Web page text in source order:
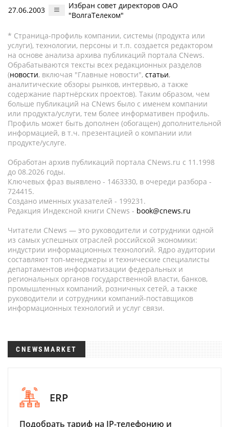
27.06.2003
Избран совет директоров ОАО
"ВолгаТелеком"
* Страница-профиль компании, системы (продукта или
услуги), технологии, персоны и т.п. создается редактором
на основе анализа архива публикаций портала CNews.
Обрабатываются тексты всех редакционных разделов
(новости, включая "Главные новости", статьи,
аналитические обзоры рынков, интервью, а также
содержание партнёрских проектов). Таким образом, чем
больше публикаций на CNews было с именем компании
или продукта/услуги, тем более информативен профиль.
Профиль может быть дополнен (обогащен) дополнительной
информацией, в т.ч. презентацией о компании или
продукте/услуге.
Обработан архив публикаций портала CNews.ru c 11.1998
до 08.2026 годы.
Ключевых фраз выявлено - 1463330, в очереди разбора -
724415.
Создано именных указателей - 199231.
Редакция Индексной книги CNews - book@cnews.ru
Читатели CNews — это руководители и сотрудники одной
из самых успешных отраслей российской экономики:
индустрии информационных технологий. Ядро аудитории
составляют топ-менеджеры и технические специалисты
департаментов информатизации федеральных и
региональных органов государственной власти, банков,
промышленных компаний, розничных сетей, а также
руководители и сотрудники компаний-поставщиков
информационных технологий и услуг связи.
CNEWSMARKET
ERP
Подобрать тариф на IP-телефонию и